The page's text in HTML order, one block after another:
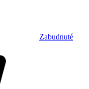
Zabudnuté